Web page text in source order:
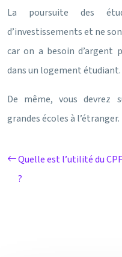
La poursuite des
d’investissements et ne
car on a besoin
dans un logement étudiant.
De même, vous devrez
grandes écoles à l’étranger.
Quelle est l’utilité du CPF
?